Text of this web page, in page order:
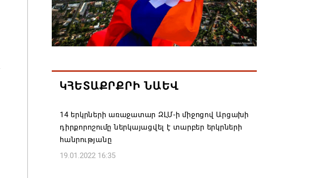
ցույց տալ
06.08.2026 10:56
06.08.2026 10:10
ՌԴ-ի գլխավոր հյուպատոսության և
Վլադիկավկազում ՀՀ-ի հյուպատոսական
բաժանմունքի բացումը
06.08.2026 10:06
ԿՀԵՏԱՔՐՔՐԻ ՆԱԵՎ
14 երկրների առաջատար ԶԼՄ-ի միջոցով Արցախի
դիրքորոշումը ներկայացվել է տարբեր երկրների
հանրությանը
19.01.2022 16:35